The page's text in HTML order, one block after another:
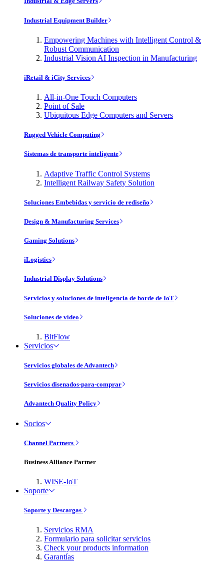
Industrial Equipment Builder
Empowering Machines with Intelligent Control &
Robust Communication
Industrial Vision AI Inspection in Manufacturing
iRetail & iCity Services
All-in-One Touch Computers
Point of Sale
Ubiquitous Edge Computers and Servers
Rugged Vehicle Computing
Sistemas de transporte inteligente
Adaptive Traffic Control Systems
Intelligent Railway Safety Solution
Soluciones Embebidas y servicio de rediseño
Design & Manufacturing Services
Gaming Solutions
iLogistics
Industrial Display Solutions
Servicios y soluciones de inteligencia de borde de IoT
Soluciones de vídeo
BitFlow
Servicios
Servicios globales de Advantech
Servicios disenados-para-comprar
Advantech Quality Policy
Socios
Channel Partners
Business Alliance Partner
WISE-IoT
Soporte
Soporte y Descargas
Servicios RMA
Formulario para solicitar servicios
Check your products information
Garantías